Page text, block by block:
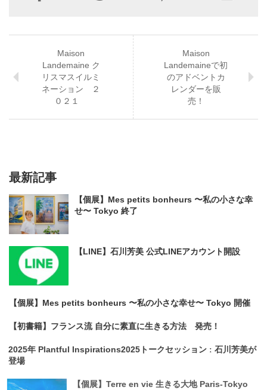
Maison
Landemaine ク
リスマスイルミ
ネーション ２
０２１
Maison
Landemaineで初
のアドベントカ
レンダーを販
売！
最新記事
【個展】Mes petits bonheurs 〜私の小さな幸
せ〜 Tokyo 終了
【LINE】石川芳美 公式LINEアカウント開設
【個展】Mes petits bonheurs 〜私の小さな幸せ〜 Tokyo 開催
【初書籍】フランス流 自分に素直に生きる方法 発売！
2025年 Plantful Inspirations2025トークセッション ː 石川芳美が
登場
【個展】Terre en vie 生きる大地 Paris-Tokyo